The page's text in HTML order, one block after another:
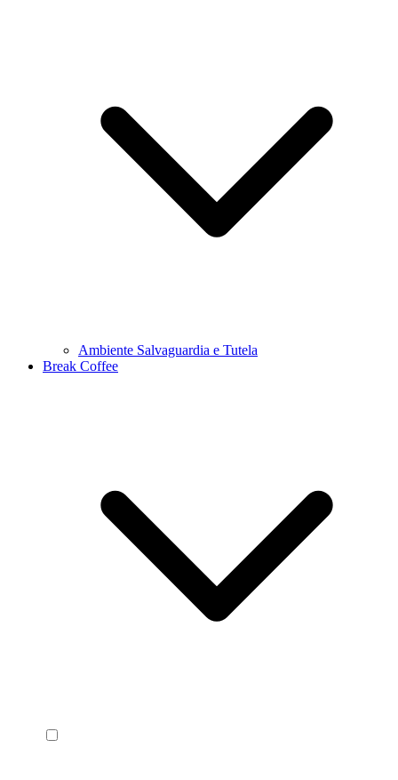
Ambiente Salvaguardia e Tutela
Break Coffee